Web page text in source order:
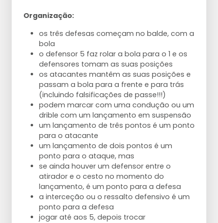
Organização:
os três defesas começam no balde, com a
bola
o defensor 5 faz rolar a bola para o 1 e os
defensores tomam as suas posições
os atacantes mantêm as suas posições e
passam a bola para a frente e para trás
(incluindo falsificações de passe!!!)
podem marcar com uma condução ou um
drible com um lançamento em suspensão
um lançamento de três pontos é um ponto
para o atacante
um lançamento de dois pontos é um
ponto para o ataque, mas
se ainda houver um defensor entre o
atirador e o cesto no momento do
lançamento, é um ponto para a defesa
a interceção ou o ressalto defensivo é um
ponto para a defesa
jogar até aos 5, depois trocar